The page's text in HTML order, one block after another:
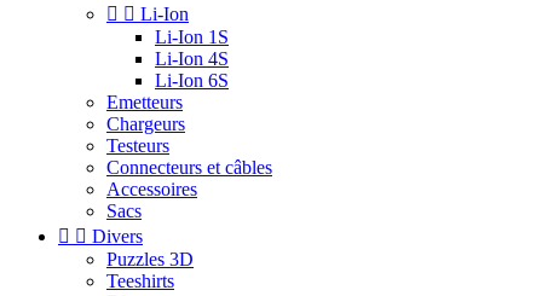
  Li-Ion
Li-Ion 1S
Li-Ion 4S
Li-Ion 6S
Emetteurs
Chargeurs
Testeurs
Connecteurs et câbles
Accessoires
Sacs
  Divers
Puzzles 3D
Teeshirts